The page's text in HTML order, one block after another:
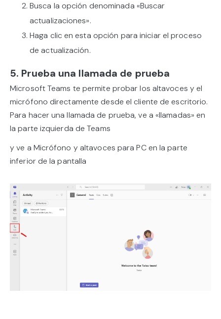
Busca la opción denominada «Buscar
actualizaciones».
Haga clic en esta opción para iniciar el proceso
de actualización.
5. Prueba una llamada de prueba
Microsoft Teams te permite probar los altavoces y el
micrófono directamente desde el cliente de escritorio.
Para hacer una llamada de prueba, ve a «llamadas» en
la parte izquierda de Teams
y ve a Micrófono y altavoces para PC en la parte
inferior de la pantalla